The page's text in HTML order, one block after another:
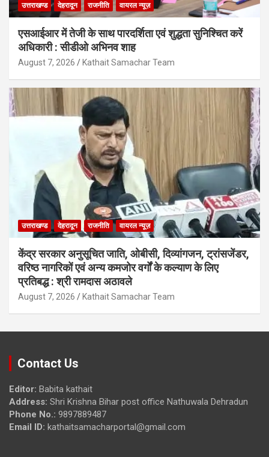
उत्तराखण्ड देहरादून राजनीति वायरल न्यूज़
एसआईआर में तेजी के साथ पारदर्शिता एवं शुद्धता सुनिश्चित करें
अधिकारी : सीडीओ अभिनव शाह
August 7, 2026 Kathait Samachar Team
उत्तराखण्ड देहरादून राजनीति वायरल न्यूज़
केंद्र सरकार अनुसूचित जाति, ओबीसी, दिव्यांगजन, ट्रांसजेंडर,
वरिष्ठ नागरिकों एवं अन्य कमजोर वर्गों के कल्याण के लिए
प्रतिबद्ध : श्री रामदास अठावले
August 7, 2026 Kathait Samachar Team
Contact Us
Editor: Babita kathait
Address: Shri Krishna Bihar post office Nathuwala Dehradun
Phone No.: 9897889487
Email ID: kathaitsamacharportal@gmail.com